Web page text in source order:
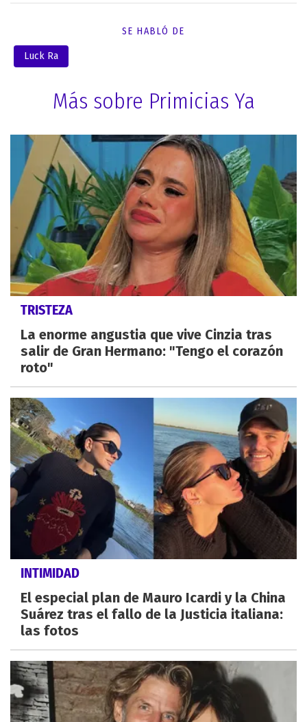
SE HABLÓ DE
Luck Ra
Más sobre Primicias Ya
TRISTEZA
La enorme angustia que vive Cinzia tras
salir de Gran Hermano: "Tengo el corazón
roto"
INTIMIDAD
El especial plan de Mauro Icardi y la China
Suárez tras el fallo de la Justicia italiana:
las fotos